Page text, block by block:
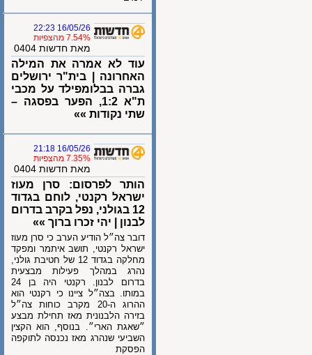
16/05/26 22:23
7.54% מהצפיות
מאת חדשות 0404
עוד לא אמרה את המילה
האחרונה | בית"ר ירושלים
גברה בבלומפילד על מכבי
ת"א 1:2, הפער בפסגה –
שתי נקודות »»
16/05/26 21:18
7.35% מהצפיות
מאת חדשות 0404
הותר לפרסום: סרן מעוז
ישראל רקנטי, לוחם בגדוד
12 בגולני, נפל בקרב בדרום
לבנון | יהי זכרו ברוך »»
דובר צה״ל הודיע הערב כי סרן מעוז
ישראל רקנטי, תושב איתמר ומפקד
מחלקה בגדוד 12 של חטיבת גולני,
נהרג במהלך פעילות מבצעית
בדרום לבנון. רקנטי היה בן 24
במותו. בצה״ל ציינו כי רקנטי הוא
ההרוג ה-20 מקרב כוחות צה״ל
בזירה הלבנונית מאז תחילת מבצע
״שאגת הארי״. בנוסף, הוא הקצין
השביעי שנהרג מאז נכנסה לתוקפה
הפסקת